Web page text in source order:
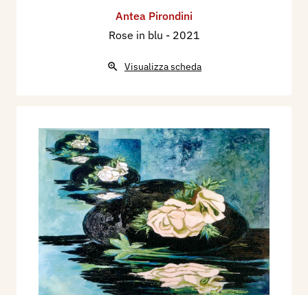
Antea Pirondini
Rose in blu - 2021
Visualizza scheda